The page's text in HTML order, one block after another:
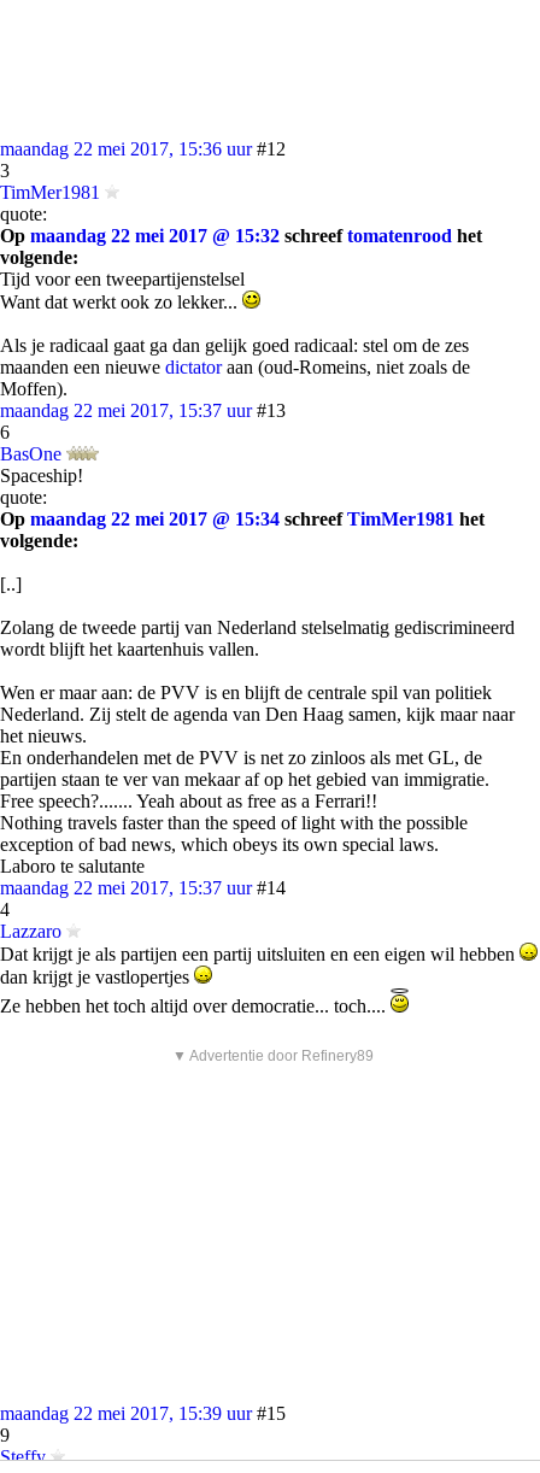
maandag 22 mei 2017, 15:36 uur #12
3
TimMer1981
quote:
Op maandag 22 mei 2017 @ 15:32 schreeftomatenrood het
volgende:
Tijd voor een tweepartijenstelsel
Want dat werkt ook zo lekker...
Als je radicaal gaat ga dan gelijk goed radicaal: stel om de zes
maanden een nieuwe dictatoraan (oud-Romeins, niet zoals de
Moffen).
maandag 22 mei 2017, 15:37 uur #13
6
BasOne
Spaceship!
quote:
Op maandag 22 mei 2017 @ 15:34 schreefTimMer1981 het
volgende:
[..]
Zolang de tweede partij van Nederland stelselmatig gediscrimineerd
wordt blijft het kaartenhuis vallen.
Wen er maar aan: de PVV is en blijft de centrale spil van politiek
Nederland. Zij stelt de agenda van Den Haag samen, kijk maar naar
het nieuws.
En onderhandelen met de PVV is net zo zinloos als met GL, de
partijen staan te ver van mekaar af op het gebied van immigratie.
Free speech?....... Yeah about as free as a Ferrari!!
Nothing travels faster than the speed of light with the possible
exception of bad news, which obeys its own special laws.
Laboro te salutante
maandag 22 mei 2017, 15:37 uur #14
4
Lazzaro
Dat krijgt je als partijen een partij uitsluiten en een eigen wil hebben
dan krijgt je vastlopertjes
Ze hebben het toch altijd over democratie... toch....
▼ Advertentie door Refinery89
maandag 22 mei 2017, 15:39 uur #15
9
Steffy